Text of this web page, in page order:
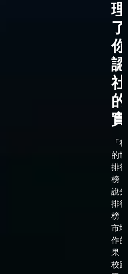
實
「
的
排行
榜
說
排行
榜
市
作
果
校跟